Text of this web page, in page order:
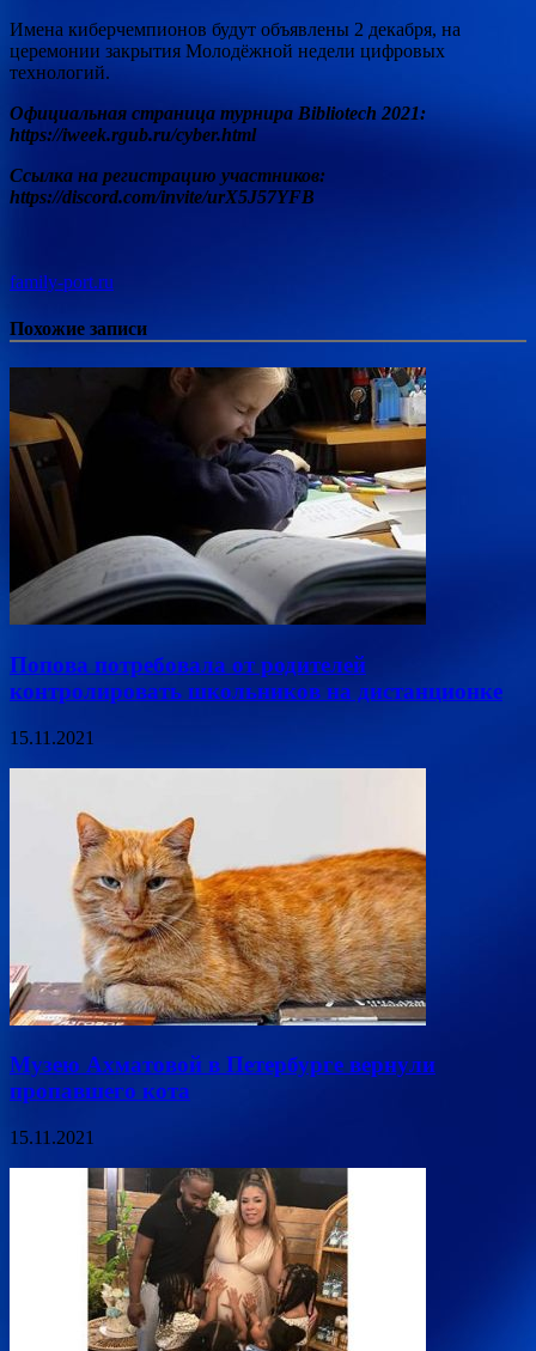
Имена киберчемпионов будут объявлены 2 декабря, на
церемонии закрытия Молодёжной недели цифровых
технологий.
Официальная страница турнира Bibliotech 2021:
https://iweek.rgub.ru/cyber.html
Ссылка на регистрацию участников:
https://discord.com/invite/urX5J57YFB
family-port.ru
Похожие записи
Попова потребовала от родителей
контролировать школьников на дистанционке
15.11.2021
Музею Ахматовой в Петербурге вернули
пропавшего кота
15.11.2021